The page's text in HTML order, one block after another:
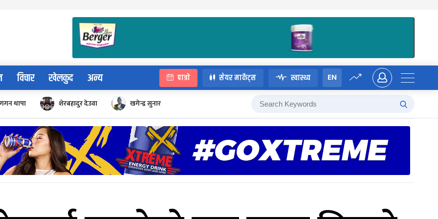
विचार खेलकुद अन्य पात्रो सेयर मार्केट्स स्वास्थ्य EN
गगन थापा शेरबहादुर देउवा खगेन्द्र सुनार